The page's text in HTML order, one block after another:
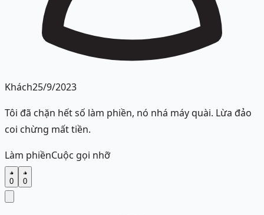
Khách25/9/2023
Tôi đã chặn hết số làm phiền, nó nhá máy quài. Lừa đảo
coi chừng mất tiền.
Làm phiềnCuộc gọi nhỡ
0 0